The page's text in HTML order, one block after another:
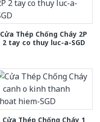
Cửa Thép Chống Cháy 2P
2 tay co thuy luc-a-SGD
Cửa Thép Chống Cháy 1